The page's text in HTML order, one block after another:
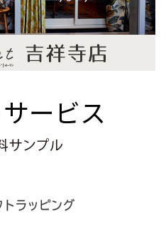
サービス